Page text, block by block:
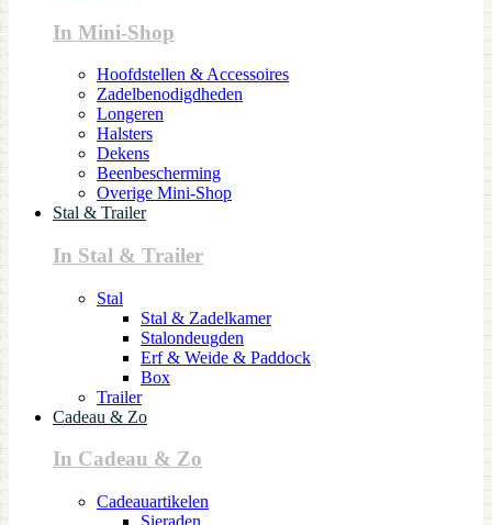
In Mini-Shop
Hoofdstellen & Accessoires
Zadelbenodigdheden
Longeren
Halsters
Dekens
Beenbescherming
Overige Mini-Shop
Stal & Trailer
In Stal & Trailer
Stal
Stal & Zadelkamer
Stalondeugden
Erf & Weide & Paddock
Box
Trailer
Cadeau & Zo
In Cadeau & Zo
Cadeauartikelen